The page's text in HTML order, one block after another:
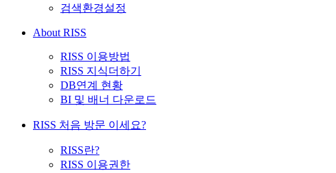
검색환경설정
About RISS
RISS 이용방법
RISS 지식더하기
DB연계 현황
BI 및 배너 다운로드
RISS 처음 방문 이세요?
RISS란?
RISS 이용권한